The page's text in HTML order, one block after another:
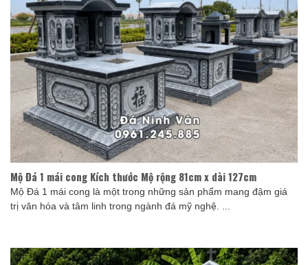
Mộ Đá 1 mái cong Kích thước Mộ rộng 81cm x dài 127cm
Mộ Đá 1 mái cong là một trong những sản phẩm mang đậm giá
trị văn hóa và tâm linh trong ngành đá mỹ nghệ. ...